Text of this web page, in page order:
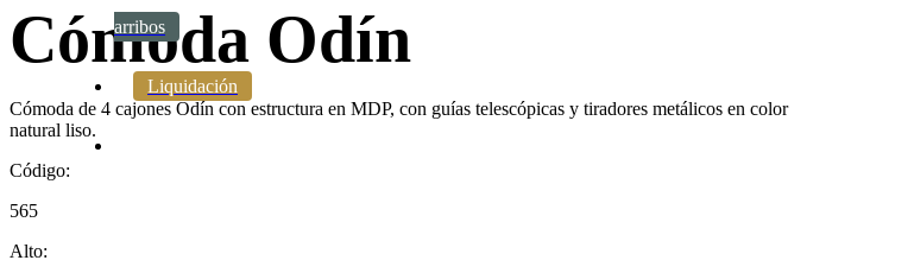
arribos
Liquidación
Cómoda Odín
Cómoda de 4 cajones Odín con estructura en MDP, con guías telescópicas y tiradores metálicos en color
natural liso.
Código:
565
Alto: